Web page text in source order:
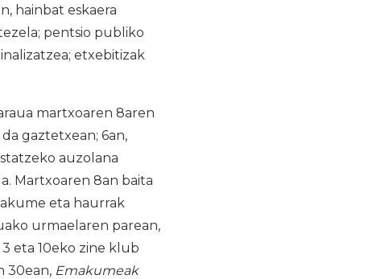
hainbat eskaera
pentsio publiko
etxebitizak
martxoaren 8aren
gaztetxean; 6an,
auzolana
Martxoaren 8an baita
eta haurrak
urmaelaren parean,
eta 10eko zine klub
30ean, Emakumeak